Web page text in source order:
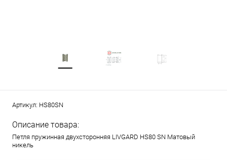
Артикул: HS80SN
Описание товара:
Петля пружинная двухсторонняя LIVGARD HS80 SN Матовый
никель